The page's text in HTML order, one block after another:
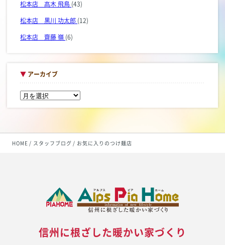
HOME スタッフブログ お気に入りのつけ麺店
松本店 髙木 飛鳥 (43)
松本店 黒川 功太郎 (12)
松本店 齋藤 嶺 (6)
▼ アーカイブ
信州に根ざした暖かい家づくり